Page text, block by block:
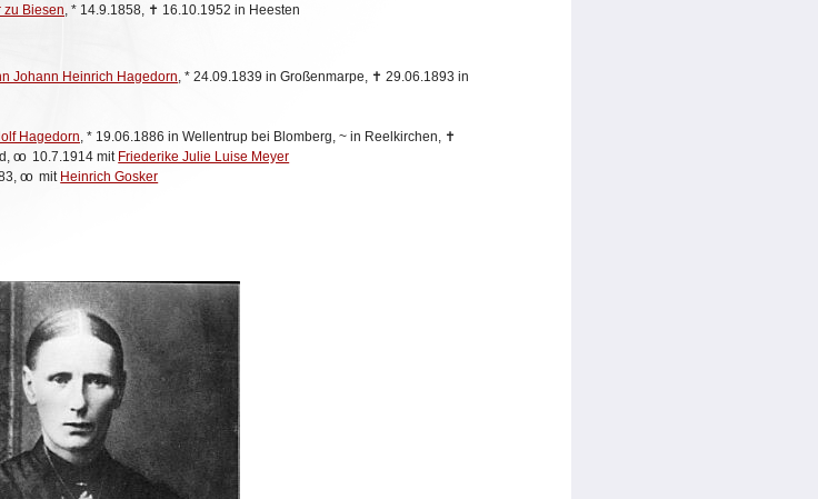
zu Biesen * 14.9.1858, ✝ 16.10.1952 in Heesten
Johann Heinrich Hagedorn,*24.09.1839 in Großenmarpe, ✝29.06.1893 in
Hagedorn, * 19.06.1886 in Wellentrup bei Blomberg, ~ in Reelkirchen, ✝
oo 10.7.1914 mit Friederike Julie Luise Meyer
oo mit Heinrich Gosker